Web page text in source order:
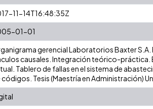
11-14T16:48:35Z
01-01
gerencial Laboratorios Baxter
causales. Integración teórico-práctica.
Tablero de fallas en el sistema de
códigos. Tesis (Maestría en Administración)